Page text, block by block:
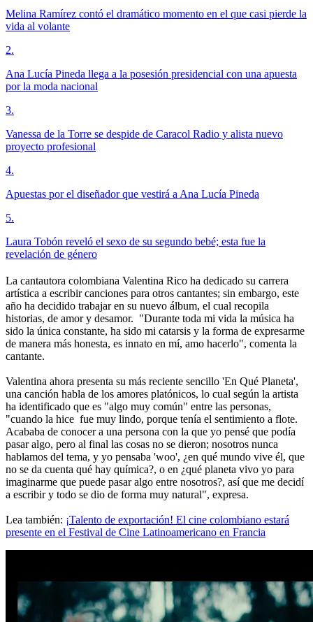
Melina Ramírez contó el dramático momento en el que casi pierde la
vida al volante
2.
Ana Lucía Pineda llega a la posesión presidencial con una apuesta
por la moda nacional
3.
Vanessa de la Torre se despide de Caracol Radio y alista nuevo
proyecto profesional
4.
Apuestas por el diseñador que vestirá a Ana Lucía Pineda
5.
Laura Tobón reveló el sexo de su segundo bebé; esta fue la
revelación de género
La cantautora colombiana Valentina Rico ha dedicado su carrera
artística a escribir canciones para otros cantantes; sin embargo, este
año ha decidido trabajar en su nuevo álbum, el cual recopila
historias, de amor y desamor. "Durante toda mi vida la música ha
sido la única constante, ha sido mi catarsis y la forma de expresarme
de manera más honesta, es innato en mí, amo hacerlo", comenta la
cantante.
Valentina ahora presenta su más reciente sencillo 'En Qué Planeta',
una canción habla de los amores platónicos, lo cual según la artista
ha identificado que es "algo muy común" entre las personas,
"cuando la hice fue muy lindo, porque tenía el sentimiento a flote.
Acababa de conocer a una persona con la que yo pensé que podía
pasar algo, pero al final las cosas no se dieron; nosotros nunca
hablamos del tema, y yo pensaba 'woo', ¿en qué mundo vive él, que
no se da cuenta qué hay química?, o en ¿qué planeta vivo yo para
imaginarme que puede pasar algo entre nosotros?, así que me decidí
a escribir y todo se dio de forma muy natural", expresa.
Lea también: ¡Talento de exportación! El cine colombiano estará
presente en el Festival de Cine Latinoamericano en Francia